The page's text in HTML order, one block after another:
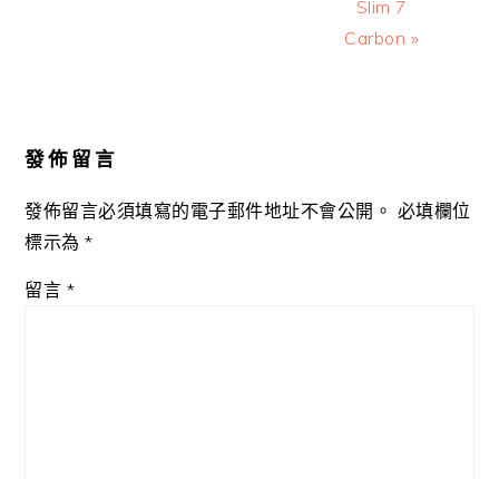
Slim 7
Carbon »
發佈留言
發佈留言必須填寫的電子郵件地址不會公開。 必填欄位
標示為*
留言 *